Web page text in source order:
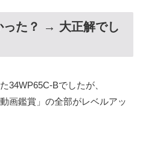
った？ → 大正解でし
34WP65C-Bでしたが、
画鑑賞」の全部がレベルアッ